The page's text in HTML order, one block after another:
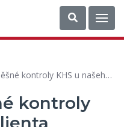
kontroly KHS u našeho klienta
kontroly